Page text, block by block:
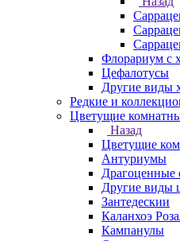
Флорариум с
Цефалотусы
Другие виды
Редкие и
Цветущие
Назад
Цветущие
Антуриумы
Драгоценные
Другие виды
Зантедескии
Каланхоэ
Кампанулы